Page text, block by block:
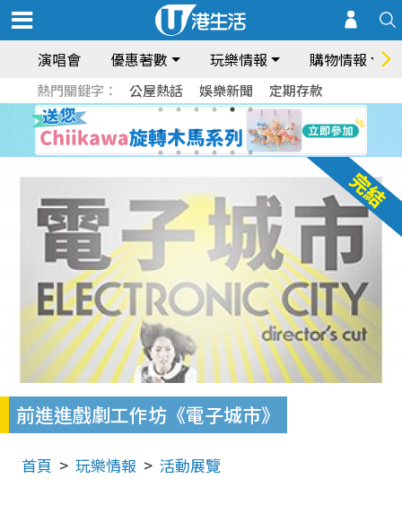
演唱會 優惠著數 玩樂情報 購物情報
熱門關鍵字： 公屋熱話 娛樂新聞 定期存款
前進進戲劇工作坊《電子城市》
首頁 玩樂情報 活動展覽